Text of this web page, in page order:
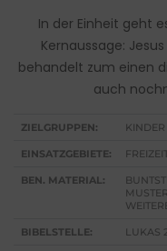
In der Einheit geht
Kernaussage:
behandelt zum einen
auch
ZIELGRUPPEN:
EINSATZGEBIETE:
BEN. MATERIAL:
BIBELSTELLE: LUKAS